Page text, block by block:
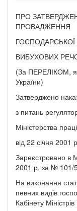
ПРО
ПРОВАДЖЕННЯ
ВИБУХОВИХ
(За ПЕРЕЛІКОМ,
України)
Затверджено
з питань
Міністерства
від 22 січня
Зареєстровано в
2001 р. за № 101/
На виконання
певних видів
Кабінету